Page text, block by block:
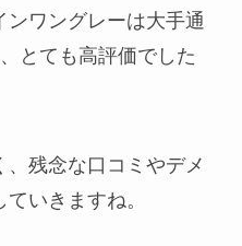
ワングレーは大手通
とても高評価でした
、残念な口コミやデメ
いきますね。